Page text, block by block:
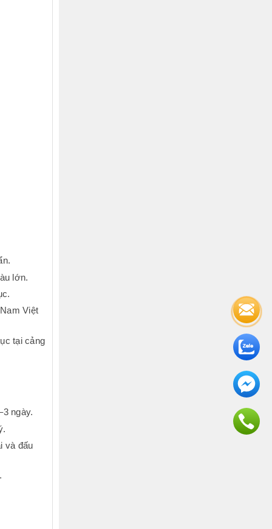
lớn.
Việt
tại cảng
ngày.
và đấu